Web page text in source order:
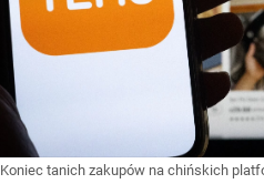
Koniec tanich zakupów na chińskich